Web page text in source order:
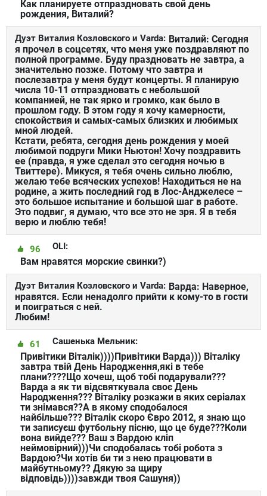
Как планируете отпраздновать свой день
рождения, Виталий?
Дуэт Виталия Козловского и Varda: Виталий: Сегодня
я прочел в соцсетях, что меня уже поздравляют по
полной программе. Буду праздновать не завтра, а
значительно позже. Потому что завтра и
послезавтра у меня будут концерты. Я планирую
числа 10-11 отпраздновать с небольшой
компанией, не так ярко и громко, как было в
прошлом году. В этом году я хочу камерности,
спокойствия и самых-самых близких и любимых
мной людей.
Кстати, ребята, сегодня день рождения у моей
любимой подруги Мики Ньютон! Хочу поздравить
ее (правда, я уже сделал это сегодня ночью в
Твиттере). Микуся, я тебя очень сильно люблю,
желаю тебе всяческих успехов! Находиться не на
родине, а жить последний год в Лос-Анджелесе –
это большое испытание и большой шаг в работе.
Это подвиг, я думаю, что все это не зря. Я в тебя
верю и люблю тебя!
OLI:
96
Вам нравятся морские свинки?)
Дуэт Виталия Козловского и Varda: Варда: Наверное,
нравятся. Если ненадолго прийти к кому-то в гости
и поиграться с ней.
Любим!
Сашенька Мельник:
61
Привітики Віталік))))Привітики Варда))) Віталіку
завтра твій День Народження,які в тебе
плани????Що хочеш, щоб тобі подарували???
Варда а як ти відсвяткувала своє День
Народження??? Віталіку розкажи в яких серіалах
ти знімався??А в якому сподобалося
найбільше??? Віталік скоро Євро 2012, я знаю що
ти записуєш футбольну пісню, що це буде???Коли
вона вийде??? Ваш з Вардою кліп
неймовірний)))Чи сподобалась тобі робота з
Вардою?Чи хотів би ти з нею працювати в
майбутньому?? Дякую за щиру
відповідь))))завжди твоя Сашуня))